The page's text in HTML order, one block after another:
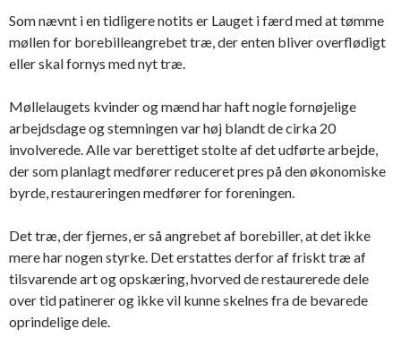
Som nævnt i en tidligere notits er Lauget i færd med at tømme
møllen for borebilleangrebet træ, der enten bliver overflødigt
eller skal fornys med nyt træ.
Møllelaugets kvinder og mænd har haft nogle fornøjelige
arbejdsdage og stemningen var høj blandt de cirka 20
involverede. Alle var berettiget stolte af det udførte arbejde,
der som planlagt medfører reduceret pres på den økonomiske
byrde, restaureringen medfører for foreningen.
Det træ, der fjernes, er så angrebet af borebiller, at det ikke
mere har nogen styrke. Det erstattes derfor af friskt træ af
tilsvarende art og opskæring, hvorved de restaurerede dele
over tid patinerer og ikke vil kunne skelnes fra de bevarede
oprindelige dele.